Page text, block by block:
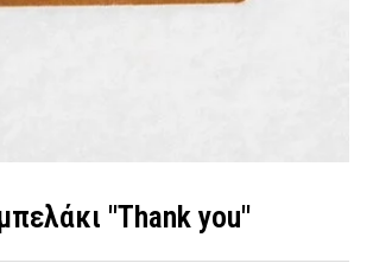
"Thank you"